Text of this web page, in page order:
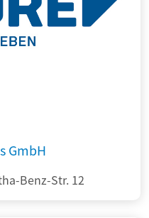
GmbH
Benz-Str. 12